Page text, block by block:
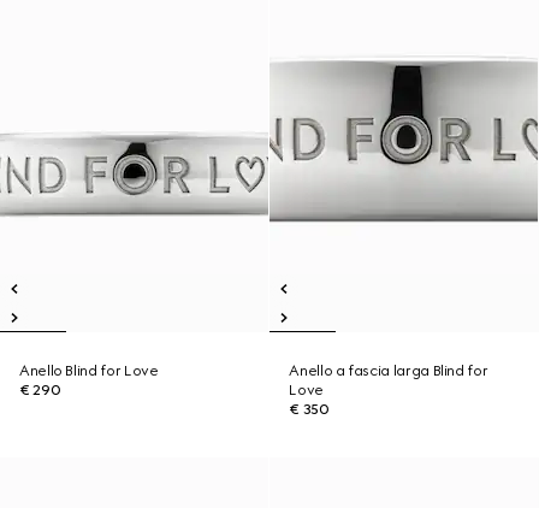
Anello Blind for Love
€ 290
Anello a fascia larga Blind for
Love
€ 350